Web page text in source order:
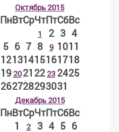
Октябрь 2015
ПнВтСрЧтПтСбВс
1 2 3 4
5 6 7 8 9 1011
12131415161718
19202122232425
262728293031
Декабрь 2015
ПнВтСрЧтПтСбВс
1
2 3 4 5 6